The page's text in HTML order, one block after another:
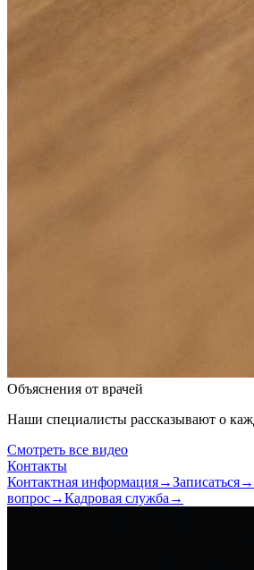
Объяснения от врачей
Наши специалисты рассказывают о
Смотреть все видео
Контакты
Контактная информация→Записаться→
вопрос→Кадровая служба →